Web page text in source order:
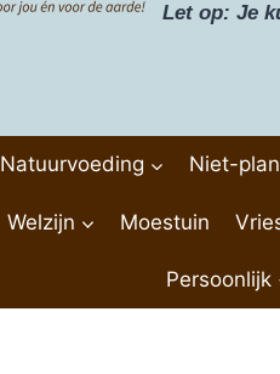
Let op: Je
Natuurvoeding Niet-
Welzijn Moestuin
Persoonlijk